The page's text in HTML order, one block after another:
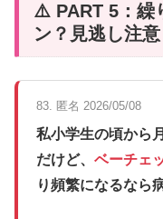
⚠️ PART 5：繰
ン？見逃し注意
83. 匿名 2026/05/08
私小学生の頃から
だけど、 ベーチェ
り頻繁になるなら